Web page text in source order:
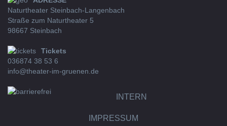
Naturtheater Steinbach-Langenbach
Straße zum Naturtheater 5
98667 Steinbach
Tickets
036874 38 53 6
info@theater-im-gruenen.de
INTERN
IMPRESSUM